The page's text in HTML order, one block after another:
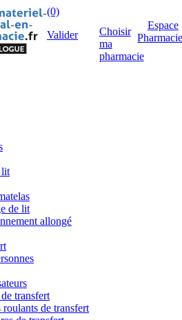
(0)
Valider
Choisir
ma
pharmacie
Espace
lit
de lit
allongé
transfert
roulants de transfert